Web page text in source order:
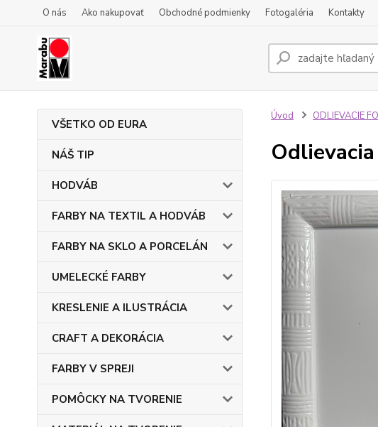
O nás Ako nakupovať Obchodné podmienky Fotogaléria Kontakty
VŠETKO OD EURA
NÁŠ TIP
HODVÁB
FARBY NA TEXTIL A HODVÁB
FARBY NA SKLO A PORCELÁN
UMELECKÉ FARBY
KRESLENIE A ILUSTRÁCIA
CRAFT A DEKORÁCIA
FARBY V SPREJI
POMÔCKY NA TVORENIE
Úvod ODLIEVACIE